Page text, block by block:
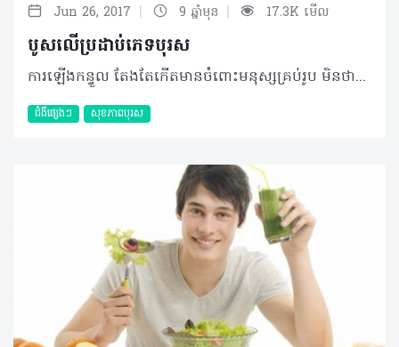
Jun 26, 2017 | 9 ឆ្នាំមុន | 17.3K មើល
បូសលើប្រដាប់ភេទបុរស
ការឡើងកន្ទួល តែងតែកើតមានចំពោះមនុស្សគ្រប់រូប មិនថាប្រុស ឬស្រីនោះទេ ប៉ុន្តែកន្ទួលខ្លះក៏បាត់ទៅវិញដោយខ្លួនឯង ហើយខ្លះទៀតបែរជាមានខ្ទុះ និងត្រូវការព្យាបាលដោយខានមិនបាន តួយ៉ាងដូចជា ការកើតបូស។ បូសនេះទៀតសោត មានកើតនៅគ្រប់កន្លែងនៃរាងកាយ​របស់យើង តែអ្វីដែលជាកង្វល់ខ្លាំងនោះគឺ វាលេចឡើងនៅលើប្រដាប់ភេទរបស់មិត្តបុរសយើង។ បូស ជាអ្វី? បូស ជាប្រភេទជំងឺសើស្បែកម្យ៉ាងដែលបង្កឡើងដោយមេរោគ​ ប្រភេទបាក់តេរីឈ្មោះ Staphylococcus (ស្ដាហ្វីឡូសកូក)។​​ បូសអាចកើតមាន​ នៅលើមនុស្សគ្រប់វ័យ និងគ្រប់ទីកន្លែងទាំងអស់នៃរាងកាយមនុស្ស។ ជំហានដំបូង បូសចាប់ផ្ដើមដោយការរលាកគល់រោមតូចៗ រួចបន្ដស៊ីទៅខាងក្នុង ហើយបង្កជាដុំតូចមួយមានខ្ទុះ។ បូសអាចឆ្លងពីមនុស្សម្នាក់ទៅមនុស្សម្នាក់ទៀតតាមរយៈការប៉ះពាល់ជាមួយ ទឹករងៃ ឬខ្ទុះដែលមានមេរោគនៅក្នុងនោះ។ ជាទូទៅបូសមានពីរប្រភេទគឺៈ • បូសមុខច្រើន ឬហៅថា Caruncle (ខារាំងខល) • បូសមុខមួយ ឬហៅថា Furuncle (ហ្វុយរាំងខល)។ មូលហេតុ មូលហេតុ ដែលនាំឲ្យកើតជំងឺបូសនៅត្រង់ប្រដាប់ភេទនោះ គឺបណ្ដាលមកពីភាពខ្វះអនាម័យ ពេលដែលលោកអ្នកស្លៀកពាក់ខោអាវមិនបានស្អាត ទើបបណ្ដាលឲ្យជាប់មេរោគស្ដាហ្វីឡូកូក​ មកជាមួយខោអាវ ជាពិសេសខោទ្រនាប់ ហើយមានប៉ះផ្ទាល់ជាមួយស្បែក បន្ទាប់មកក៏រោលទៅជាបូស។ ប្រសិនបើលោកអ្នកកើតបូស ហើយយកដៃទៅអេះកន្លែងផ្សេងៗ មេរោគស្ដាហ្វីឡូកូកអាចនឹងរោលទៅកន្លែងនោះតាមរយៈក្រចកដៃបាន។ ផលប៉ះពាល់ ចំពោះ អ្នកកើតជំងឺបូសនេះ ប្រសិនបើការថែទាំ និងការព្យាបាលមិនបានត្រឹមត្រូវទេ មេរោគ Staphylococcus (ស្ដាហ្វីឡូកូក) នឹងរីករាលដាលពីកន្លែងមួយទៅកន្លែងមួយទៀត ដែលធ្វើឱ្យអ្នកកើតបូសមានការឈឺចុកចាប់។ លោកអ្នកដែលព្យាបាលមិនបានត្រឹមត្រូវ និងទាន់ពេលវេលា​នោះ មេរោគ Staphylococcus (ស្ដាហ្វីឡូកូក) នឹងរាលដាលដល់ក្នុងឈាម​ ហើយបង្កើត​បានជាមេរោគក្នុងឈាម និងធ្វើឱ្យជំងឺបូសកើតហើយបាត់ទៅវិញ រួចកើតម្ដងទៀត (កើតច្រើនលើកច្រើនសារ) មិនងាយជាទេ និងបង្កើតបានជាសម្លាកជាច្រើនកន្លែង ធ្វើឲ្យខូចសោភ័ណភាពស្បែក។ ការការពារ វិធីការពារដែលប្រសើរបំផុតគឺ លោកអ្នកត្រូវចេះអនាម័យខ្លួនប្រាណ ពិសេសត្រូវឧស្សាហ៍កាត់ក្រចកដៃ ជើង ឲ្យបានខ្លី​ និងទៀងទាត់ ចៀសវាង កុំឲ្យមេរោគទាំងឡាយ មកសម្ងំទុំនៅក្នុងក្រចក​ ងាយនឹងបង្ករោគ។ ប្រសិនបើមានការកើតបូសនៅត្រង់កន្លែងប្រដាប់ភេទ ឬនៅកន្លែងផ្សេងៗទៀត លោកអ្នកគួរតែមកជួបគ្រូពេទ្យឯកទេសច្បាស់លាស់ ដើម្បីពិនិត្យ និងព្យាបាលឲ្យបានត្រឹមត្រូវ កុំឲ្យកើតឡើងម្ដងហើយម្ដងទៀត។ ©2017 រក្សាសិទ្ធិគ្រប់យ៉ាង​ដោយ Health Time Corporation ចំពោះគ្រប់អត្ថបទដោយគ្មានផ្នែកណាមួយត្រូវបោះពុម្ពផ្សាយចូល ប្រព័ន្ធអ៊ីនធឺណែត ឧបករណ៍អេឡិចត្រូនិក អាត់ជាសំឡេងឬថតចំលងគ្រប់រូបភាពដោយគ្មានការអនុញ្ញាតឡើយ។
ជំងឺផ្សេងៗ សុខភាពបុរស